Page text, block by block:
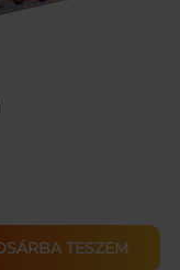
TESZEM